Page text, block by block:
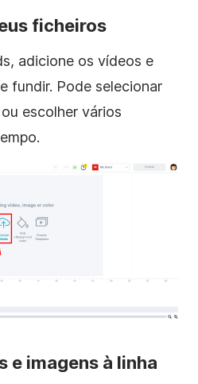
ficheiros
adicione os vídeos e
fundir. Pode selecionar
escolher vários
e imagens à linha